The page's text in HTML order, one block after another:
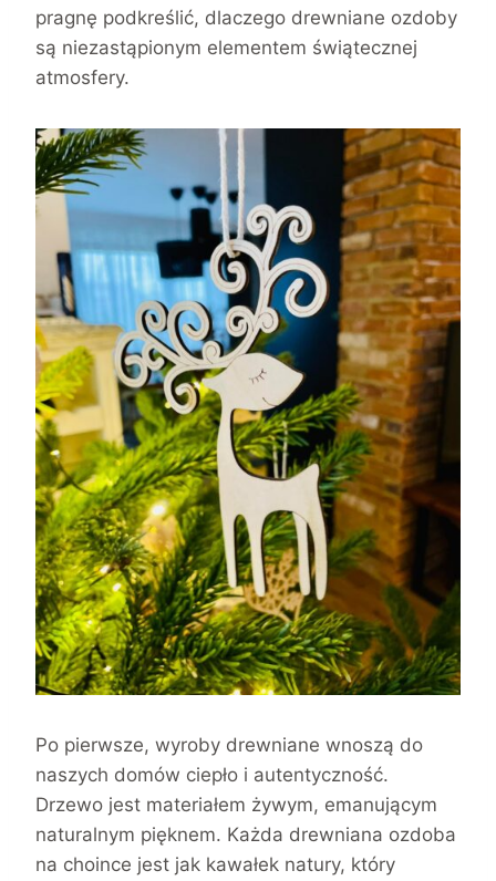
pragnę podkreślić, dlaczego drewniane ozdoby
są niezastąpionym elementem świątecznej
atmosfery.
Po pierwsze, wyroby drewniane wnoszą do
naszych domów ciepło i autentyczność.
Drzewo jest materiałem żywym, emanującym
naturalnym pięknem. Każda drewniana ozdoba
na choince jest jak kawałek natury, który